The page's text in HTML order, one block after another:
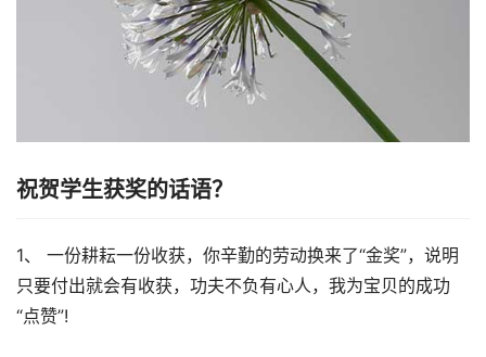
祝贺学生获奖的话语？
1、 一份耕耘一份收获，你辛勤的劳动换来了“金奖”，说明
只要付出就会有收获，功夫不负有心人，我为宝贝的成功
“点赞”!